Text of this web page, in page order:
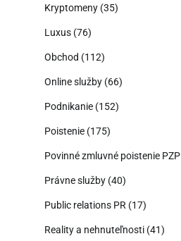
Kryptomeny (35)
Luxus (76)
Obchod (112)
Online služby (66)
Podnikanie (152)
Poistenie (175)
Povinné zmluvné poistenie PZP
Právne služby (40)
Public relations PR (17)
Reality a nehnuteľnosti (41)